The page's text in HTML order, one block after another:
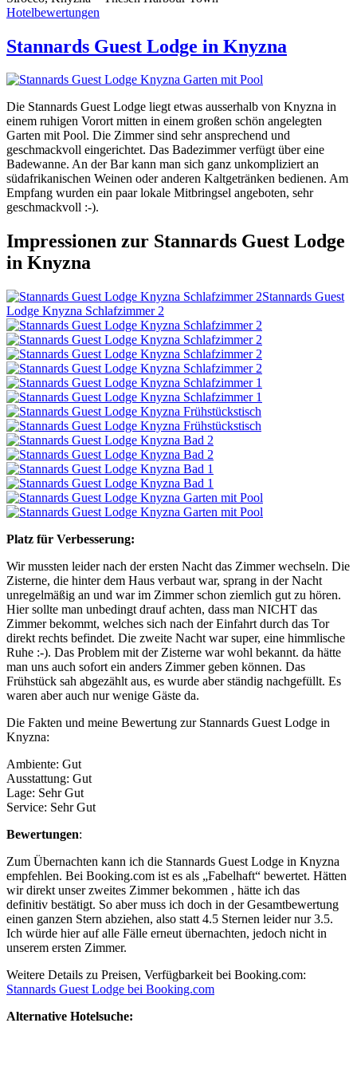
Hotelbewertungen
Stannards Guest Lodge in Knyzna
Die Stannards Guest Lodge liegt etwas ausserhalb von Knyzna in
einem ruhigen Vorort mitten in einem großen schön angelegten
Garten mit Pool. Die Zimmer sind sehr ansprechend und
geschmackvoll eingerichtet. Das Badezimmer verfügt über eine
Badewanne. An der Bar kann man sich ganz unkompliziert an
südafrikanischen Weinen oder anderen Kaltgetränken bedienen. Am
Empfang wurden ein paar lokale Mitbringsel angeboten, sehr
geschmackvoll :-).
Impressionen zur Stannards Guest Lodge
in Knyzna
Stannards Guest
Lodge Knyzna Schlafzimmer 2
Platz für Verbesserung:
Wir mussten leider nach der ersten Nacht das Zimmer wechseln. Die
Zisterne, die hinter dem Haus verbaut war, sprang in der Nacht
unregelmäßig an und war im Zimmer schon ziemlich gut zu hören.
Hier sollte man unbedingt drauf achten, dass man NICHT das
Zimmer bekommt, welches sich nach der Einfahrt durch das Tor
direkt rechts befindet. Die zweite Nacht war super, eine himmlische
Ruhe :-). Das Problem mit der Zisterne war wohl bekannt. da hätte
man uns auch sofort ein anders Zimmer geben können. Das
Frühstück sah abgezählt aus, es wurde aber ständig nachgefüllt. Es
waren aber auch nur wenige Gäste da.
Die Fakten und meine Bewertung zur Stannards Guest Lodge in
Knyzna:
Ambiente: Gut
Ausstattung: Gut
Lage: Sehr Gut
Service: Sehr Gut
Bewertungen:
Zum Übernachten kann ich die Stannards Guest Lodge in Knyzna
empfehlen. Bei Booking.com ist es als „Fabelhaft“ bewertet. Hätten
wir direkt unser zweites Zimmer bekommen , hätte ich das
definitiv bestätigt. So aber muss ich doch in der Gesamtbewertung
einen ganzen Stern abziehen, also statt 4.5 Sternen leider nur 3.5.
Ich würde hier auf alle Fälle erneut übernachten, jedoch nicht in
unserem ersten Zimmer.
Weitere Details zu Preisen, Verfügbarkeit bei Booking.com:
Stannards Guest Lodge bei Booking.com
Alternative Hotelsuche: